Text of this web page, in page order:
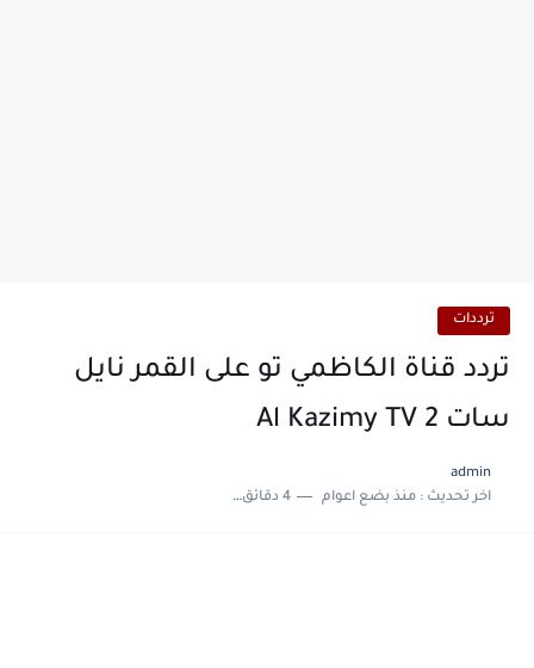
ترددات
تردد قناة الكاظمي تو على القمر نايل
سات Al Kazimy TV 2
admin
اخر تحديث :منذ بضع اعوام 4 دقائق للقراءة